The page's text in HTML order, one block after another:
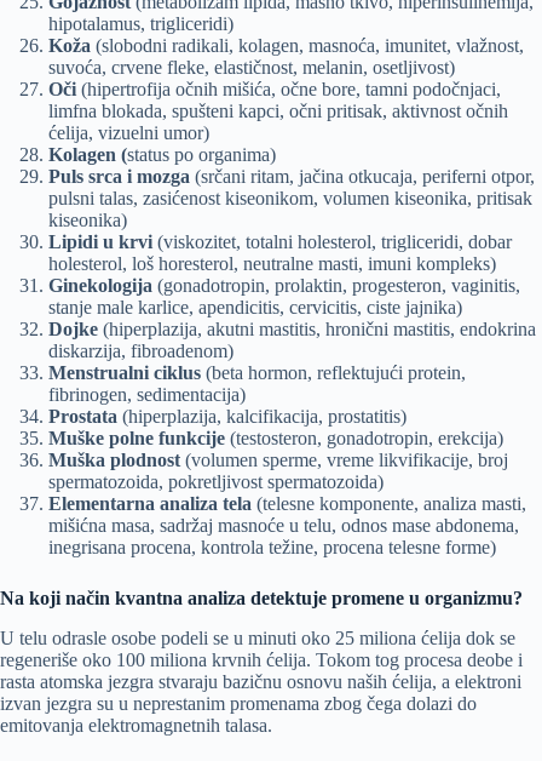
hipotalamus, trigliceridi)
Koža (slobodni radikali, kolagen, masnoća, imunitet, vlažnost,
suvoća, crvene fleke, elastičnost, melanin, osetljivost)
Oči (hipertrofija očnih mišića, očne bore, tamni podočnjaci,
limfna blokada, spušteni kapci, očni pritisak, aktivnost očnih
ćelija, vizuelni umor)
Kolagen (status po organima)
Puls srca i mozga (srčani ritam, jačina otkucaja, periferni otpor,
pulsni talas, zasićenost kiseonikom, volumen kiseonika, pritisak
kiseonika)
Lipidi u krvi (viskozitet, totalni holesterol, trigliceridi, dobar
holesterol, loš horesterol, neutralne masti, imuni kompleks)
Ginekologija (gonadotropin, prolaktin, progesteron, vaginitis,
stanje male karlice, apendicitis, cervicitis, ciste jajnika)
Dojke (hiperplazija, akutni mastitis, hronični mastitis, endokrina
diskarzija, fibroadenom)
Menstrualni ciklus (beta hormon, reflektujući protein,
fibrinogen, sedimentacija)
Prostata (hiperplazija, kalcifikacija, prostatitis)
Muške polne funkcije (testosteron, gonadotropin, erekcija)
Muška plodnost (volumen sperme, vreme likvifikacije, broj
spermatozoida, pokretljivost spermatozoida)
Elementarna analiza tela (telesne komponente, analiza masti,
mišićna masa, sadržaj masnoće u telu, odnos mase abdonema,
inegrisana procena, kontrola težine, procena telesne forme)
Na koji način kvantna analiza detektuje promene u organizmu?
U telu odrasle osobe podeli se u minuti oko 25 miliona ćelija dok se
regeneriše oko 100 miliona krvnih ćelija. Tokom tog procesa deobe i
rasta atomska jezgra stvaraju bazičnu osnovu naših ćelija, a elektroni
izvan jezgra su u neprestanim promenama zbog čega dolazi do
emitovanja elektromagnetnih talasa.